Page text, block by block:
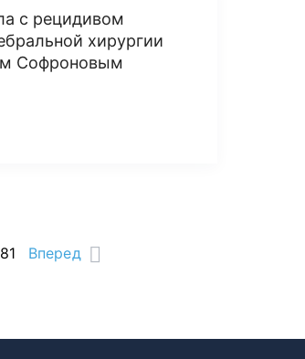
с рецидивом
хирургии
Софроновым
Вперед